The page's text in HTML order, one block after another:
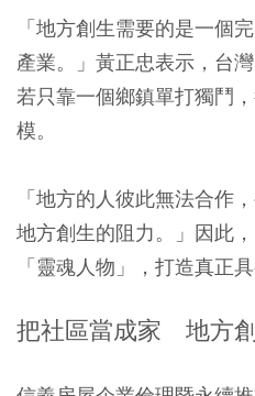
「地方創生需要的是一個
產業。」黃正忠表示，台
若只靠一個鄉鎮單打獨鬥
模。
「地方的人彼此無法合作
地方創生的阻力。」因此
「靈魂人物」，打造真正
把社區當成家 地方